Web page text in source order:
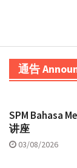
通告
SPM Bahasa
讲座
03/08/2026